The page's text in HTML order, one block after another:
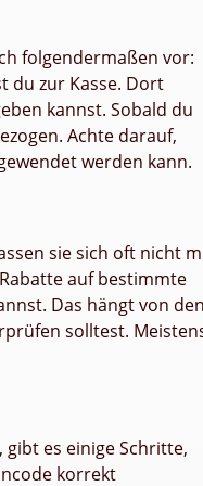
folgendermaßen vor:
du zur Kasse. Dort
kannst. Sobald du
Achte darauf,
werden kann.
sie sich oft nicht
auf bestimmte
Das hängt von den
solltest.
es einige Schritte,
korrekt